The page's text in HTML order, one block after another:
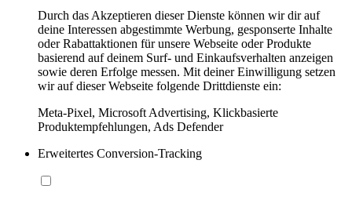
Durch das Akzeptieren dieser Dienste können wir dir auf
deine Interessen abgestimmte Werbung, gesponserte Inhalte
oder Rabattaktionen für unsere Webseite oder Produkte
basierend auf deinem Surf- und Einkaufsverhalten anzeigen
sowie deren Erfolge messen. Mit deiner Einwilligung setzen
wir auf dieser Webseite folgende Drittdienste ein:
Meta-Pixel, Microsoft Advertising, Klickbasierte
Produktempfehlungen, Ads Defender
Erweitertes Conversion-Tracking